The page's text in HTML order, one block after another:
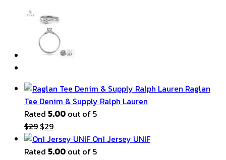
Raglan
Tee Denim & Supply Ralph Lauren
Rated 5.00 out of 5
$29 Original
price
was:
$29Current
price
is:
On1 Jersey UNIF
Rated 5.00 out of 5